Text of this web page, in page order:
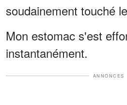
soudainement touché
Mon estomac s'est
instantanément.
ANNONCES